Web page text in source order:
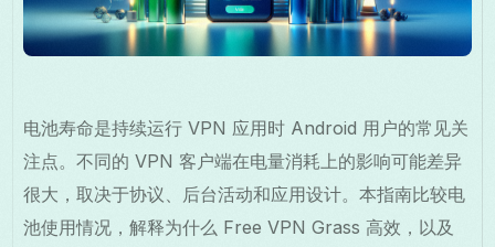
中文 (中国)
电池寿命是持续运行 VPN 应用时 Android 用户的常见关
注点。不同的 VPN 客户端在电量消耗上的影响可能差异
很大，取决于协议、后台活动和应用设计。本指南比较电
池使用情况，解释为什么 Free VPN Grass 高效，以及